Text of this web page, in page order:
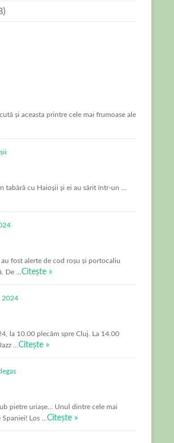
și aceasta printre cele mai frumoase ale
tabără cu Haioșii și ei au sărit într-un …
au fost alerte de cod roșu și portocaliu
De … Citește »
2024
la 10.00 plecăm spre Cluj. La 14.00
… Citește »
pietre uriașe… Unul dintre cele mai
Los … Citește »